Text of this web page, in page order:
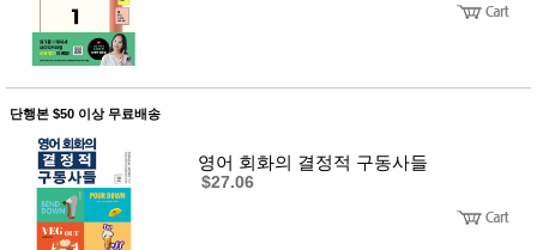
단행본 $50 이상 무료배송
영어 회화의 결정적 구동사들
$27.06